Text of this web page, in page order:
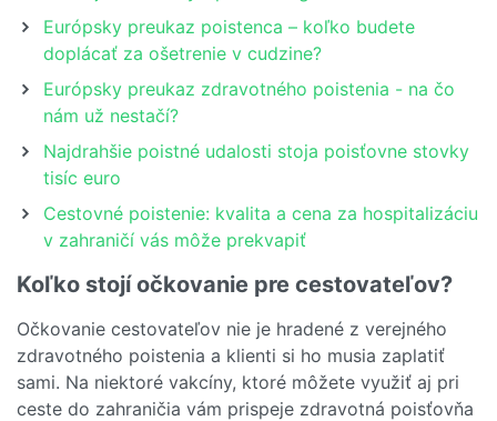
Európsky preukaz poistenca – koľko budete
doplácať za ošetrenie v cudzine?
Európsky preukaz zdravotného poistenia - na čo
nám už nestačí?
Najdrahšie poistné udalosti stoja poisťovne stovky
tisíc euro
Cestovné poistenie: kvalita a cena za hospitalizáciu
v zahraničí vás môže prekvapiť
Koľko stojí očkovanie pre cestovateľov?
Očkovanie cestovateľov nie je hradené z verejného
zdravotného poistenia a klienti si ho musia zaplatiť
sami. Na niektoré vakcíny, ktoré môžete využiť aj pri
ceste do zahraničia vám prispeje zdravotná poisťovňa